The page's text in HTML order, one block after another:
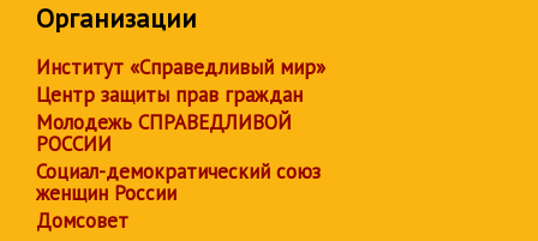
Организации
Институт «Справедливый мир»
Центр защиты прав граждан
Молодежь СПРАВЕДЛИВОЙ
РОССИИ
Социал-демократический союз
женщин России
Домсовет